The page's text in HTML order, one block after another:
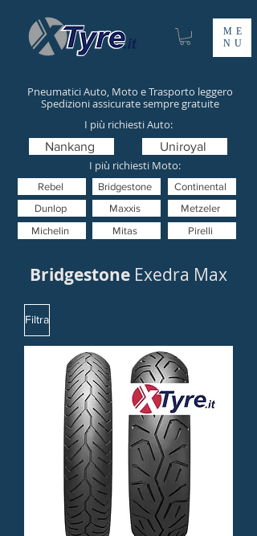
ME
NU
Pneumatici Auto, Moto e Trasporto leggero
Spedizioni assicurate sempre gratuite
I più richiesti Moto:
Mitas
Nankang
Pirelli
Uniroyal
Metzeler
Dunlop
Bridgestone Continental
Michelin
Rebel
I più richiesti Auto:
Maxxis
Bridgestone Exedra Max
Filtra